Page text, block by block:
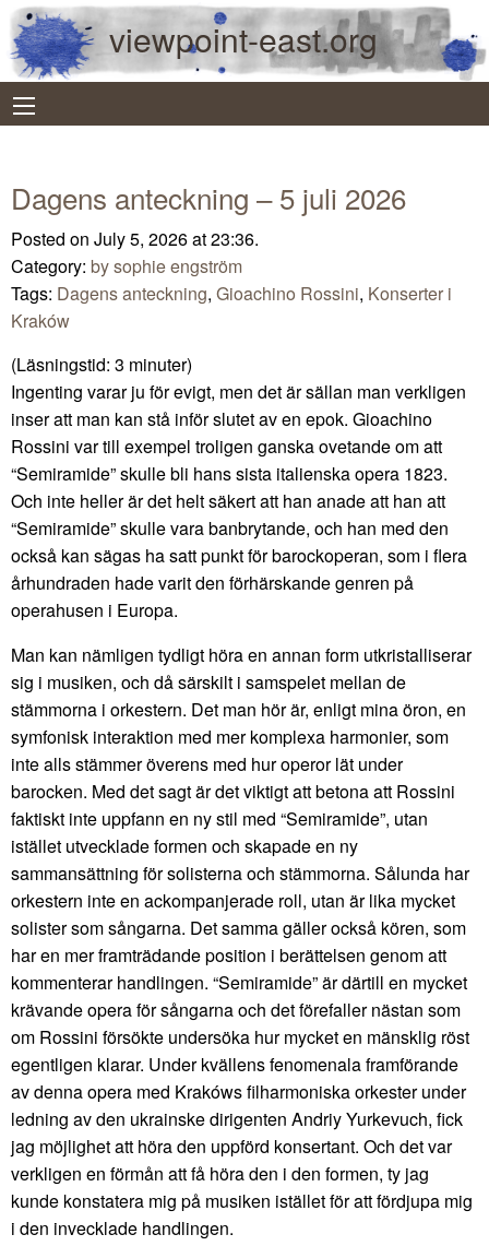
viewpoint-east.org
Dagens anteckning – 5 juli 2026
Posted on July 5, 2026 at 23:36.
Category: by sophie engström
Tags: Dagens anteckning, Gioachino Rossini, Konserter i
Kraków
(Läsningstid: 3 minuter)
Ingenting varar ju för evigt, men det är sällan man verkligen
inser att man kan stå inför slutet av en epok. Gioachino
Rossini var till exempel troligen ganska ovetande om att
“Semiramide” skulle bli hans sista italienska opera 1823.
Och inte heller är det helt säkert att han anade att han att
“Semiramide” skulle vara banbrytande, och han med den
också kan sägas ha satt punkt för barockoperan, som i flera
århundraden hade varit den förhärskande genren på
operahusen i Europa.
Man kan nämligen tydligt höra en annan form utkristalliserar
sig i musiken, och då särskilt i samspelet mellan de
stämmorna i orkestern. Det man hör är, enligt mina öron, en
symfonisk interaktion med mer komplexa harmonier, som
inte alls stämmer överens med hur operor lät under
barocken. Med det sagt är det viktigt att betona att Rossini
faktiskt inte uppfann en ny stil med “Semiramide”, utan
istället utvecklade formen och skapade en ny
sammansättning för solisterna och stämmorna. Sålunda har
orkestern inte en ackompanjerade roll, utan är lika mycket
solister som sångarna. Det samma gäller också kören, som
har en mer framträdande position i berättelsen genom att
kommenterar handlingen. “Semiramide” är därtill en mycket
krävande opera för sångarna och det förefaller nästan som
om Rossini försökte undersöka hur mycket en mänsklig röst
egentligen klarar. Under kvällens fenomenala framförande
av denna opera med Krakóws filharmoniska orkester under
ledning av den ukrainske dirigenten Andriy Yurkevuch, fick
jag möjlighet att höra den uppförd konsertant. Och det var
verkligen en förmån att få höra den i den formen, ty jag
kunde konstatera mig på musiken istället för att fördjupa mig
i den invecklade handlingen.